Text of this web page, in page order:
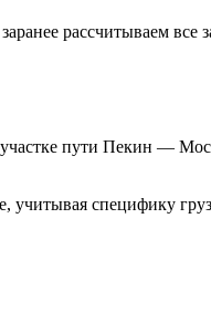
рассчитываем все
пути Пекин —
специфику